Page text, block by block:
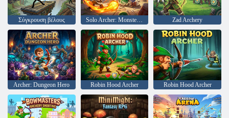
Σύγκρουση βέλους Solo Archer: Monsterfall Zad Archery
Archer: Dungeon Hero Robin Hood Archer Robin Hood Archer